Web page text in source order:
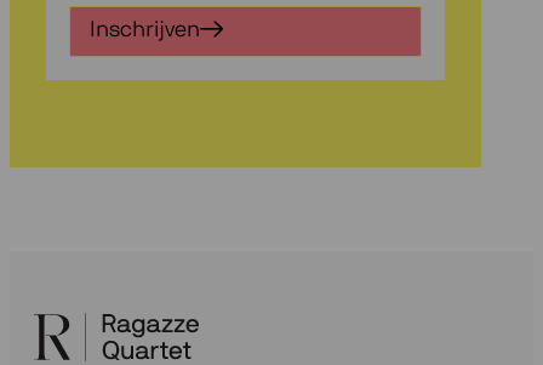
in
voor
onze
Inschrijven